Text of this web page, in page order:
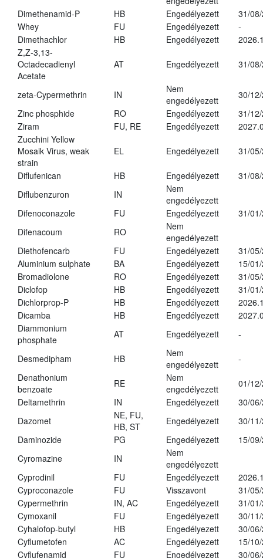
Dimethenamid-P
HB Engedélyezett
31/
Whey
FU Engedélyezett
-
Dimethachlor
HB Engedélyezett
Z,Z-3,13-
Octadecadienyl
Acetate
AT Engedélyezett 31/
zeta-Cypermethrin IN
Nem
engedélyezett
30/
Zinc phosphide
RO Engedélyezett
31/
Ziram
FU, RE Engedélyezett
Zucchini Yellow
Mosaik Virus, weak
strain
EL Engedélyezett 31/
Diflufenican HB Engedélyezett
31/
Diflubenzuron
IN
Nem
engedélyezett
Difenoconazole
FU Engedélyezett
31/
Difenacoum
RO
Nem
engedélyezett
Diethofencarb
FU Engedélyezett
31/
Aluminium sulphate
BA Engedélyezett
15/
Bromadiolone
RO Engedélyezett
31/
Diclofop
HB Engedélyezett
31/
Dichlorprop-P
HB Engedélyezett
Dicamba
HB Engedélyezett
Diammonium
phosphate
AT Engedélyezett -
Desmedipham HB
Nem
engedélyezett
-
Denathonium
benzoate
RE
Nem
engedélyezett
01/
Deltamethrin
IN Engedélyezett
30/
Dazomet
NE, FU,
HB, ST
Engedélyezett
30/
Daminozide
PG Engedélyezett
15/
Cyromazine
IN
Nem
engedélyezett
Cyprodinil
FU Engedélyezett
Cyproconazole
FU Visszavont
31/
Cypermethrin
IN, AC Engedélyezett
31/
Cymoxanil
FU Engedélyezett
30/
Cyhalofop-butyl
HB Engedélyezett
30/
Cyflumetofen
AC Engedélyezett
15/
Cyflufenamid
FU Engedélyezett
30/